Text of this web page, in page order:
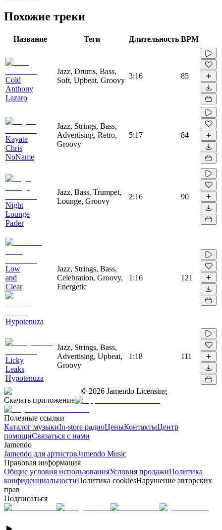
Похожие треки
Название Теги Длительность BPM
Cold
Anthony
Lazaro
Jazz, Drums, Bass,
Soft, Upbeat, Groovy
3:16 85
Kayate
Chris
NoName
Jazz, Strings, Bass,
Advertising, Retro,
Groovy
5:17 84
Night
Lounge
Parler
Jazz, Bass, Trumpet,
Lounge, Groovy
2:16 90
Low
and
Clear
Hypotenuza
Jazz, Strings, Bass,
Celebration, Groovy,
Energetic
1:16 121
Licky
Leaks
Hypotenuza
Jazz, Strings, Bass,
Advertising, Upbeat,
Groovy
1:18 111
© 2026 Jamendo Licensing
Скачать приложение
Полезные ссылки
Каталог музыкиIn-store радиоЦеныКонтактыЦентр
помощиСвязаться с нами
Jamendo
Jamendo для артистовJamendo Music
Правовая информация
Общие условия использованияУсловия продажиПолитика
конфиденциальностиПолитика cookiesНарушение авторских
прав
Подписаться